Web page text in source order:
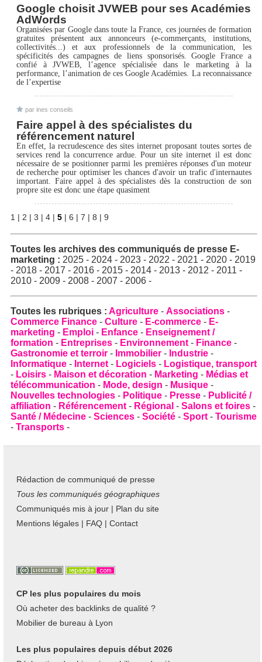
Google choisit JVWEB pour ses Académies
AdWords
Organisées par Google dans toute la France, ces journées de formation
gratuites présentent aux annonceurs (e-commerçants, institutions,
collectivités...) et aux professionnels de la communication, les
spécificités des campagnes de liens sponsorisés. Google France a
confié à JVWEB, l’agence spécialisée dans le marketing à la
performance, l’animation de ces Google Académies. La reconnaissance
de l’expertise
par ines conseils
Faire appel à des spécialistes du
référencement naturel
En effet, la recrudescence des sites internet proposant toutes sortes de
services rend la concurrence ardue. Pour un site internet il est donc
nécessaire de se positionner parmi les premières réponses d'un moteur
de recherche pour optimiser les chances d'avoir un trafic d'internautes
important. Faire appel à des spécialistes dès la construction de son
propre site est donc une étape quasiment
1 | 2 | 3 | 4 | 5 | 6 | 7 | 8 | 9
Toutes les archives des communiqués de presse E-
marketing : 2025 - 2024 - 2023 - 2022 - 2021 - 2020 - 2019
- 2018 - 2017 - 2016 - 2015 - 2014 - 2013 - 2012 - 2011 -
2010 - 2009 - 2008 - 2007 - 2006 -
Toutes les rubriques : Agriculture - Associations -
Commerce Finance - Culture - E-commerce - E-
marketing - Emploi - Enfance - Enseignement /
formation - Entreprises - Environnement - Finance -
Gastronomie et terroir - Immobilier - Industrie -
Informatique - Internet - Logiciels - Logistique, transport
- Loisirs - Maison et décoration - Marketing - Médias et
télécommunication - Mode, design - Musique -
Nouvelles technologies - Politique - Presse - Publicité /
affiliation - Référencement - Régional - Salons et foires -
Santé / Médecine - Sciences - Société - Sport - Tourisme
- Transports -
Rédaction de communiqué de presse
Tous les communiqués géographiques
Communiqués mis à jour | Plan du site
Mentions légales | FAQ | Contact
CP les plus populaires du mois
Où acheter des backlinks de qualité ?
Mobilier de bureau à Lyon
Les plus populaires depuis début 2026